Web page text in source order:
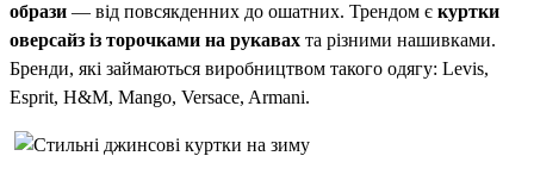
образи — від повсякденних до ошатних. Трендом є куртки
оверсайз із торочками на рукавах та різними нашивками.
Бренди, які займаються виробництвом такого одягу: Levis,
Esprit, H&M, Mango, Versace, Armani.